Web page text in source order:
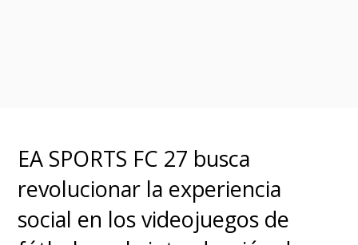
no se cobre el impuesto y más
bien hacer campañas a los
jóvenes y a los adolescentes"
EA SPORTS FC 27 busca
revolucionar la experiencia
social en los videojuegos de